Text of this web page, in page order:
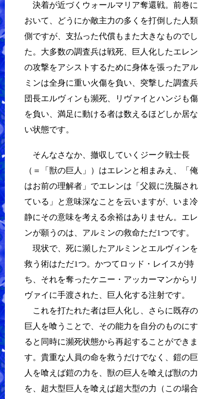
決着が近づくウォールマリア奪還戦。前巻に
おいて、どうにか敵主力の多くを打倒した人類
側ですが、支払った代償もまた大きなものでし
た。大多数の調査兵は戦死、巨人化したエレン
の攻撃をアシストするために身体を張ったアル
ミンは全身に重い火傷を負い、突撃した調査兵
団長エルヴィンも瀕死、リヴァイとハンジも傷
を負い、満足に動ける者は数えるほどしか居な
い状態です。
そんなさなか、撤収していくジーク戦士長
（＝「獣の巨人」）はエレンと相まみえ、「俺
はお前の理解者」でエレンは「父親に洗脳され
ている」と意味深なことを云いますが、いま冷
静にその意味を考える余裕はありません。エレ
ンが願うのは、アルミンの救命ただ1つです。
現状で、死に瀕したアルミンとエルヴィンを
救う術はただ1つ。かつてロッド・レイスが持
ち、それを奪ったケニー・アッカーマンからリ
ヴァイに手渡された、巨人化する注射です。
これを打たれた者は巨人化し、さらに既存の
巨人を喰うことで、その能力を自分のものにす
ると同時に瀕死状態から再起することができま
す。貴重な人員の命を救うだけでなく、鎧の巨
人を喰えば鎧の力を、獣の巨人を喰えば獣の力
を、超大型巨人を喰えば超大型の力（この場合